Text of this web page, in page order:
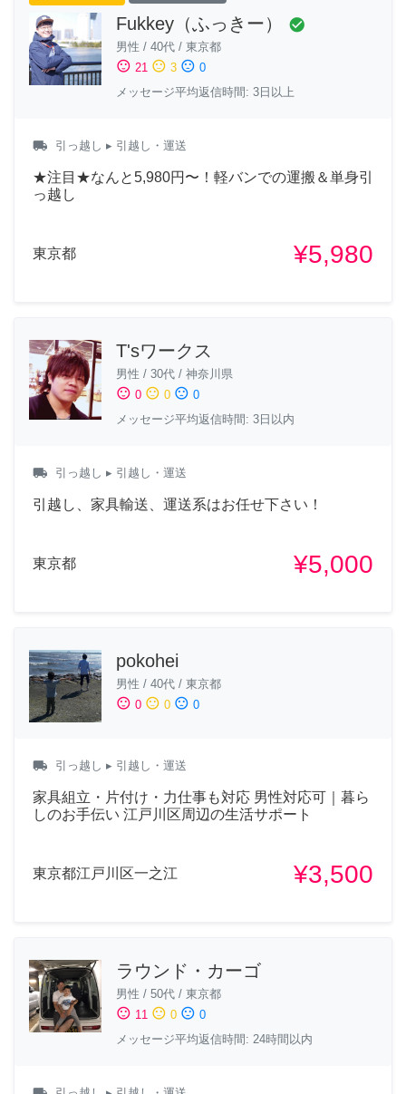
Fukkey（ふっきー） check_circle
男性 / 40代 / 東京都
sentiment_satisfied 21 sentiment_neutral 3 sentiment_dissatisfied 0
メッセージ平均返信時間: 3日以上
local_shipping 引っ越し ▸ 引越し・運送
★注目★なんと5,980円〜！軽バンでの運搬＆単身引
っ越し
東京都 ¥5,980
T'sワークス
男性 / 30代 / 神奈川県
sentiment_satisfied 0 sentiment_neutral 0 sentiment_dissatisfied 0
メッセージ平均返信時間: 3日以内
local_shipping 引っ越し ▸ 引越し・運送
引越し、家具輸送、運送系はお任せ下さい！
東京都 ¥5,000
pokohei
男性 / 40代 / 東京都
sentiment_satisfied 0 sentiment_neutral 0 sentiment_dissatisfied 0
local_shipping 引っ越し ▸ 引越し・運送
家具組立・片付け・力仕事も対応 男性対応可｜暮ら
しのお手伝い 江戸川区周辺の生活サポート
東京都江戸川区一之江 ¥3,500
ラウンド・カーゴ
男性 / 50代 / 東京都
sentiment_satisfied 11 sentiment_neutral 0 sentiment_dissatisfied 0
メッセージ平均返信時間: 24時間以内